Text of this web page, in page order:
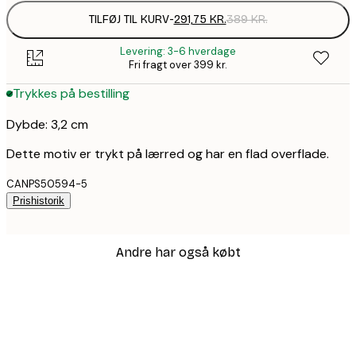
TILFØJ TIL KURV-291,75 KR.389 KR.
Levering: 3-6 hverdage
Fri fragt over 399 kr.
Trykkes på bestilling
Dybde: 3,2 cm
Dette motiv er trykt på lærred og har en flad overflade.
CANPS50594-5
Prishistorik
Andre har også købt